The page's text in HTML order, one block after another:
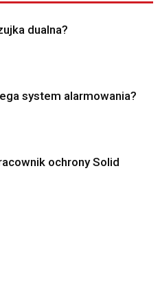
dualna?
system alarmowania?
ochrony Solid